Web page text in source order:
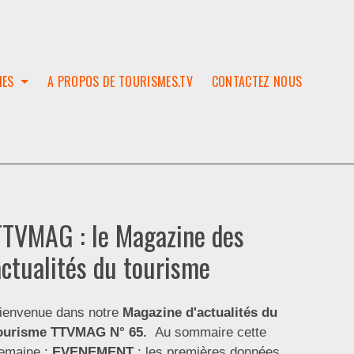
A PROPOS DE TOURISMES.TV CONTACTEZ NOUS
: le Magazine des
du tourisme
dans notre Magazine d'actualités du
TTVMAG N° 65.Au sommaire cette